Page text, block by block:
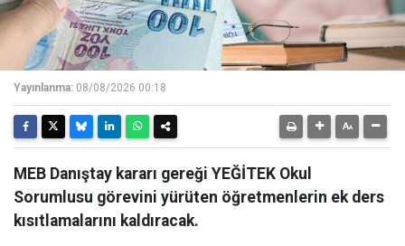
Yayınlanma: 08/08/2026 00:18
MEB Danıştay kararı gereği YEĞİTEK Okul
Sorumlusu görevini yürüten öğretmenlerin ek ders
kısıtlamalarını kaldıracak.